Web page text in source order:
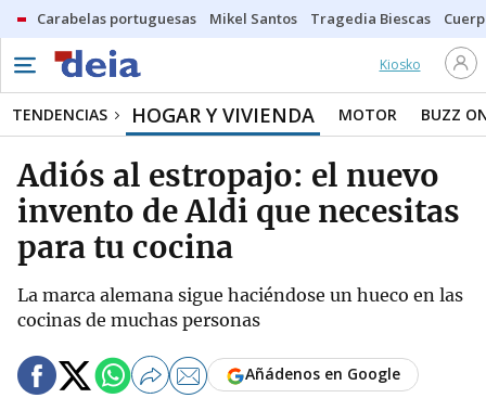
Carabelas portuguesas Mikel Santos Tragedia Biescas
Kiosko
TENDENCIAS HOGAR Y VIVIENDA MOTOR BUZZ
Adiós al estropajo: el nuevo
invento de Aldi que necesitas
para tu cocina
La marca alemana sigue haciéndose un hueco en las
cocinas de muchas personas
Añádenos en Google